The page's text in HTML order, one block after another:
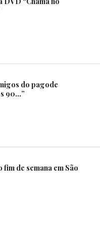
do pagode
90…”
fim de semana em São